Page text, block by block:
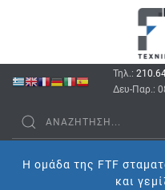
Τηλ.:
Δευ-Παρ.:
Η ομάδα της FTF
και